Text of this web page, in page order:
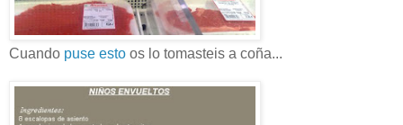
Cuando puse esto os lo tomasteis a coña...